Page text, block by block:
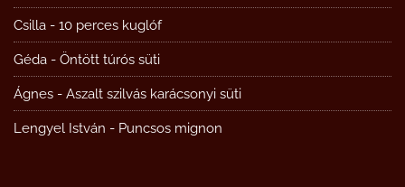
Csilla - 10 perces kuglóf
Géda - Öntött túrós süti
Ágnes - Aszalt szilvás karácsonyi süti
Lengyel István - Puncsos mignon